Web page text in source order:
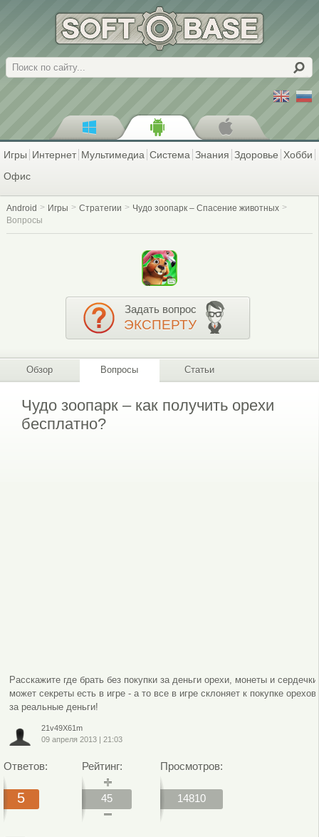
Поиск
Игры Интернет Мультимедиа Система Знания Здоровье Хобби
Офис
Android Игры Стратегии
Чудо зоопарк – Спасение животных
Вопросы
Задать вопрос
ЭКСПЕРТУ
Обзор Вопросы Статьи
Чудо зоопарк – как получить орехи
бесплатно?
Расскажите где брать без покупки за деньги орехи, монеты и
может секреты есть в игре - а то все в игре склоняет к покупке орехов
за реальные деньги!
21v49X61m
09 апреля 2013| 21:03
Ответов:
5
Рейтинг:
45
Просмотров:
14810